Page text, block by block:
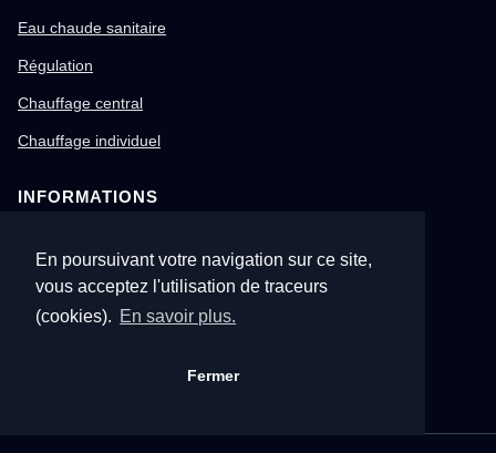
En poursuivant votre navigation sur ce site,
vous acceptez l'utilisation de traceurs
(cookies). En savoir plus.
Fermer
Eau chaude sanitaire
Régulation
Chauffage central
Chauffage individuel
INFORMATIONS
Conditions générales de vente
Mentions légales